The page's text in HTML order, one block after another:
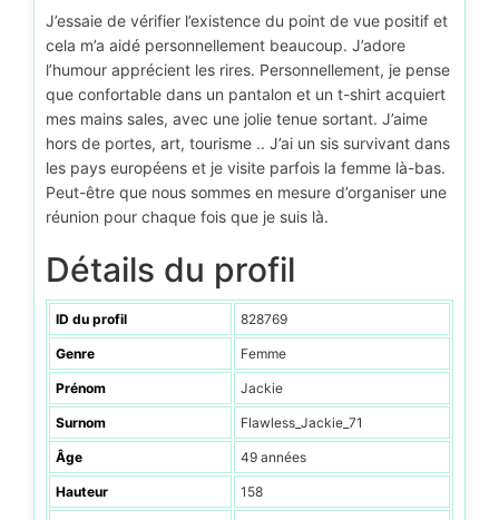
J’essaie de vérifier l’existence du point de vue positif et
cela m’a aidé personnellement beaucoup. J’adore
l’humour apprécient les rires. Personnellement, je pense
que confortable dans un pantalon et un t-shirt acquiert
mes mains sales, avec une jolie tenue sortant. J’aime
hors de portes, art, tourisme .. J’ai un sis survivant dans
les pays européens et je visite parfois la femme là-bas.
Peut-être que nous sommes en mesure d’organiser une
réunion pour chaque fois que je suis là.
Détails du profil
ID du profil 828769
Genre Femme
Prénom Jackie
Surnom Flawless_Jackie_71
Âge 49 années
Hauteur 158